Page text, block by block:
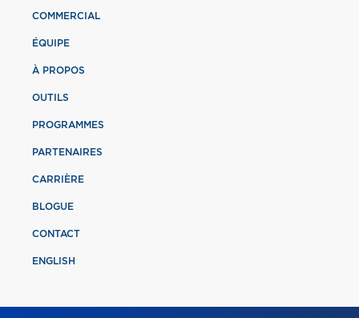
COMMERCIAL
ÉQUIPE
À PROPOS
OUTILS
PROGRAMMES
PARTENAIRES
CARRIÈRE
BLOGUE
CONTACT
ENGLISH